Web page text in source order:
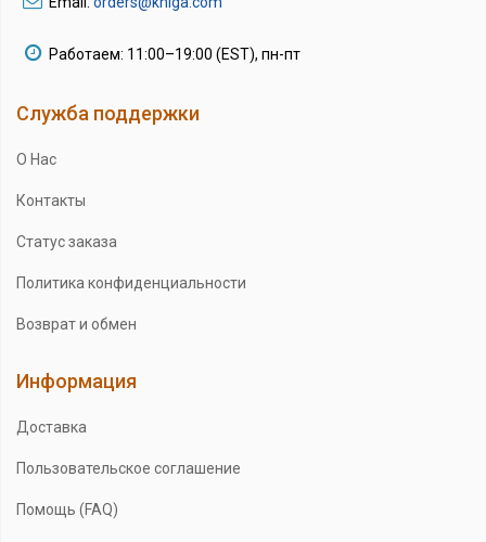
Работаем: 11:00–19:00 (EST), пн-пт
Служба поддержки
О Нас
Контакты
Статус заказа
Политика конфиденциальности
Возврат и обмен
Информация
Доставка
Пользовательское соглашение
Помощь (FAQ)